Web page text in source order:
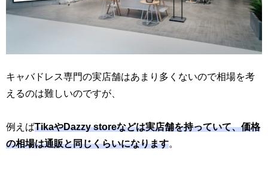
キャバドレス専門の実店舗はあまり多くないので相場を考
えるのは難しいのですが、
例えばTikaやDazzy storeなどは実店舗を持っていて、価格
の相場は通販と同じくらいになります。